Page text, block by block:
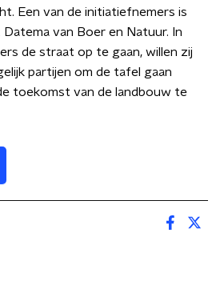
Een van de initiatiefnemers is
van Boer en Natuur. In
de straat op te gaan, willen zij
partijen om de tafel gaan
toekomst van de landbouw te